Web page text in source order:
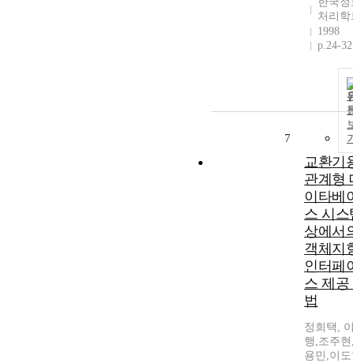
처리학
1998
p.24-32
7
교환기
관계형
이타베
스 시스
상에서
객체지
인터페
스 제공
법
정희택,
행,조주
용민,이